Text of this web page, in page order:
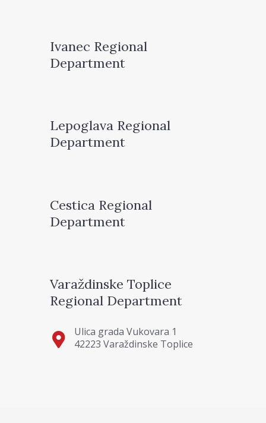
Ivanec Regional
Department
Lepoglava Regional
Department
Cestica Regional
Department
Varaždinske Toplice
Regional Department
Ulica grada Vukovara 1
42223 Varaždinske Toplice